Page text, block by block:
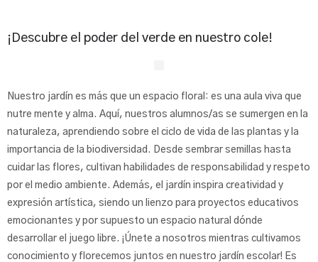
¡Descubre el poder del verde en nuestro cole!
Nuestro jardín es más que un espacio floral: es una aula viva que
nutre mente y alma. Aquí, nuestros alumnos/as se sumergen en la
naturaleza, aprendiendo sobre el ciclo de vida de las plantas y la
importancia de la biodiversidad. Desde sembrar semillas hasta
cuidar las flores, cultivan habilidades de responsabilidad y respeto
por el medio ambiente. Además, el jardín inspira creatividad y
expresión artística, siendo un lienzo para proyectos educativos
emocionantes y por supuesto un espacio natural dónde
desarrollar el juego libre. ¡Únete a nosotros mientras cultivamos
conocimiento y florecemos juntos en nuestro jardín escolar! Es